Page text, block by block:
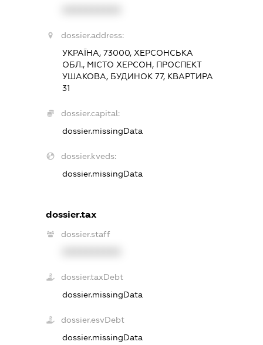
dossier.address:
УКРАЇНА, 73000, ХЕРСОНСЬКА
ОБЛ., МІСТО ХЕРСОН, ПРОСПЕКТ
УШАКОВА, БУДИНОК 77, КВАРТИРА
31
dossier.capital:
dossier.missingData
dossier.kveds:
dossier.missingData
dossier.tax
dossier.staff
dossier.taxDebt
dossier.missingData
dossier.esvDebt
dossier.missingData